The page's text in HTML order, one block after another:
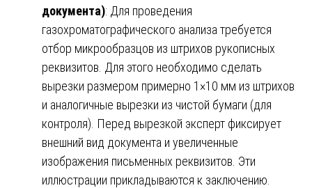
документа): Для проведения
газохроматографического анализа требуется
отбор микрообразцов из штрихов рукописных
реквизитов. Для этого необходимо сделать
вырезки размером примерно 1×10 мм из штрихов
и аналогичные вырезки из чистой бумаги (для
контроля). Перед вырезкой эксперт фиксирует
внешний вид документа и увеличенные
изображения письменных реквизитов. Эти
иллюстрации прикладываются к заключению.